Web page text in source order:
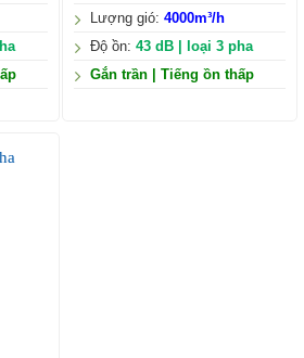
Lượng gió: 4000m³/h
Độ ồn: 43 dB | loại 3 pha
Gắn trần | Tiếng ồn thấp